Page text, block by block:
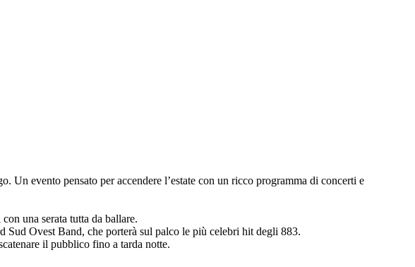
Un evento pensato per accendere l’estate con un ricco programma di concerti e
una serata tutta da ballare.
Ovest Band, che porterà sul palco le più celebri hit degli 883.
il pubblico fino a tarda notte.